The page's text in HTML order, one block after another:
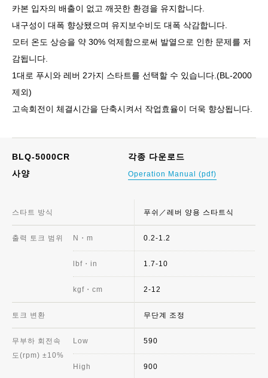
카본 입자의 배출이 없고 깨끗한 환경을 유지합니다.
내구성이 대폭 향상됐으며 유지보수비도 대폭 삭감합니다.
모터 온도 상승을 약 30% 억제함으로써 발열으로 인한 문제를 저
감됩니다.
1대로 푸시와 레버 2가지 스타트를 선택할 수 있습니다.(BL-2000
제외)
고속회전이 체결시간을 단축시켜서 작업효율이 더욱 향상됩니다.
BLQ-5000CR
사양
각종 다운로드
Operation Manual (pdf)
스타트 방식
출력 토크 범위 N・m
lbf・in
kgf・cm
토크 변환
무부하 회전속
도(rpm) ±10%
Low
High
푸쉬／레버 양용 스타트식
0.2-1.2
1.7-10
2-12
무단계 조정
590
900